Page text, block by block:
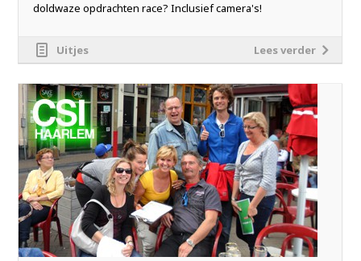
doldwaze opdrachten race? Inclusief camera's!
Lees verder
Uitjes